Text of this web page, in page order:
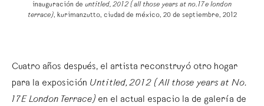
inauguración de untitled, 2012 (all those years at no. 17e london
terrace), kurimanzutto, ciudad de méxico, 20 de septiembre, 2012
Cuatro años después, el artista reconstruyó otro hogar
para la exposición Untitled, 2012 (All those years at No.
17E London Terrace) en el actual espacio la de galería de